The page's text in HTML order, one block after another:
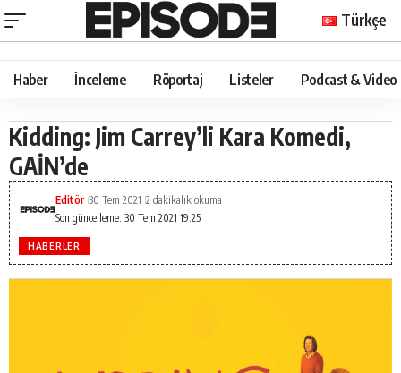
Türkçe
Haber İnceleme Röportaj Listeler Podcast & Video
Kidding: Jim Carrey’li Kara Komedi,
GAİN’de
Son güncelleme: 30 Tem 2021 19:25
Editör 30 Tem 2021 2 dakikalık okuma
HABERLER